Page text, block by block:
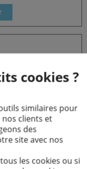
cookies ?
similaires pour
clients et
des
site avec nos
les cookies ou si